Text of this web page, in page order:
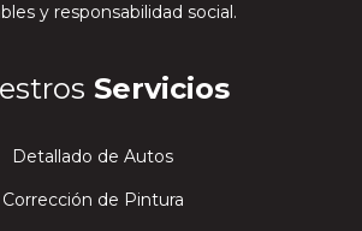
y responsabilidad social.
Servicios
Detallado de Autos
Corrección de Pintura